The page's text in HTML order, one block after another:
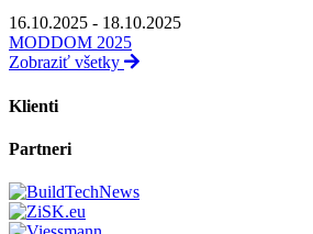
16.10.2025 - 18.10.2025
MODDOM 2025
Zobraziť všetky
Klienti
Partneri